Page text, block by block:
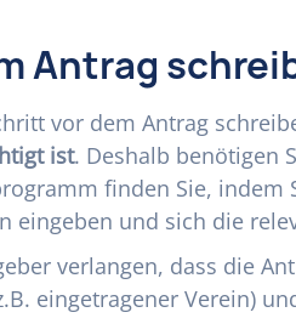
Antrag
vor dem Antrag
ist. Deshalb benötigen
finden Sie, indem
eingeben und sich die
verlangen, dass die
eingetragener Verein)